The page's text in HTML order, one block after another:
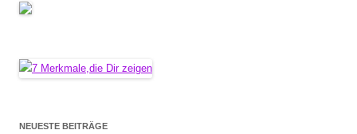
NEUESTE BEITRÄGE